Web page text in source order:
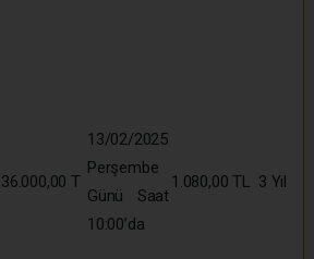
36.000,00 T
13/02/2025
Perşembe
Günü Saat
10:00’da
1.080,00 TL 3 Yıl